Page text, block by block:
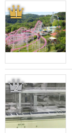
1
2